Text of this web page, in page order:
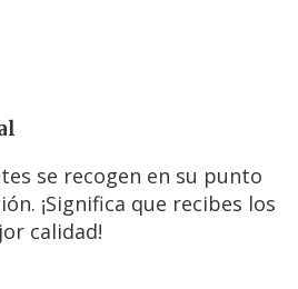
se recogen en su punto
¡Significa que recibes los
calidad!